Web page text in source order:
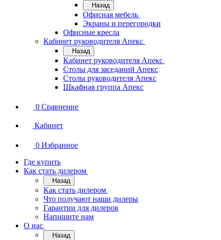
Назад
Офисная мебель
Экраны и перегородки
Офисные кресла
Кабинет руководителя Апекс
Назад
Кабинет руководителя Апекс
Столы для заседаний Апекс
Столы руководителя Апекс
Шкафная группа Апекс
0 Сравнение
Кабинет
0 Избранное
Где купить
Как стать дилером
Назад
Как стать дилером
Что получают наши дилеры
Гарантии для дилеров
Напишите нам
О нас
Назад